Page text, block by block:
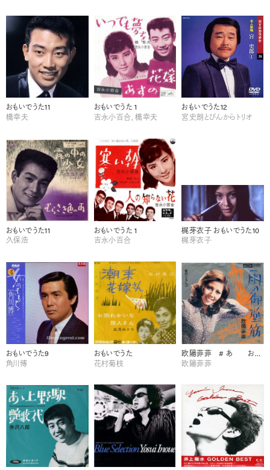
おもいでうた11
橋幸夫
おもいでうた 1
吉永小百合, 橋幸夫
おもいでうた12
宮史朗とぴんからトリオ
おもいでうた11
久保浩
おもいでうた 1
吉永小百合
梶芽衣子 おもいでうた10
梶芽衣子
おもいでうた9
角川博
おもいでうた
花村菊枝
欧陽菲菲 # あ おもいでうた5
欧陽菲菲